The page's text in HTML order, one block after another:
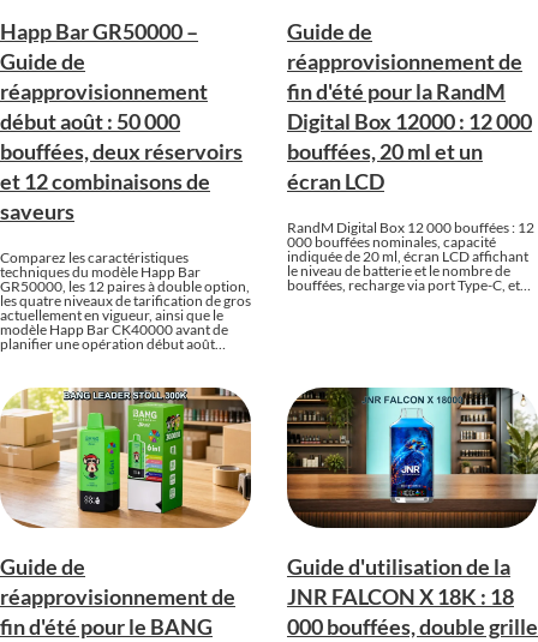
Happ Bar GR50000 –
Guide de
réapprovisionnement
début août : 50 000
bouffées, deux réservoirs
et 12 combinaisons de
saveurs
Comparez les caractéristiques
techniques du modèle Happ Bar
GR50000, les 12 paires à double option,
les quatre niveaux de tarification de gros
actuellement en vigueur, ainsi que le
modèle Happ Bar CK40000 avant de
planifier une opération début août…
Guide de
réapprovisionnement de
fin d'été pour la RandM
Digital Box 12000 : 12 000
bouffées, 20 ml et un
écran LCD
RandM Digital Box 12 000 bouffées : 12
000 bouffées nominales, capacité
indiquée de 20 ml, écran LCD affichant
le niveau de batterie et le nombre de
bouffées, recharge via port Type-C, et…
Guide de
réapprovisionnement de
fin d'été pour le BANG
Guide d'utilisation de la
JNR FALCON X 18K : 18
000 bouffées, double grille